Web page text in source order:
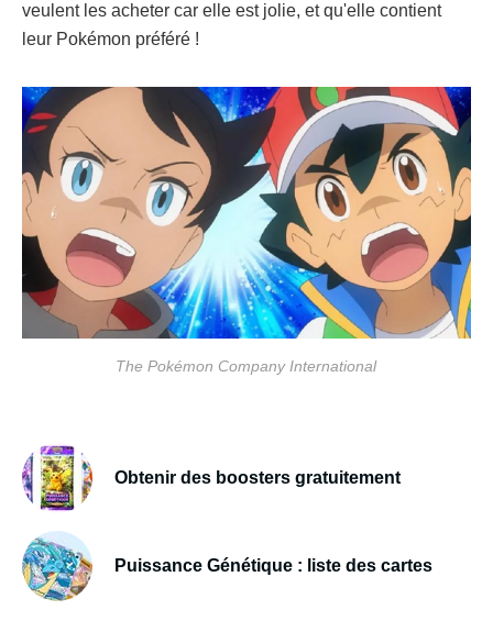
veulent les acheter car elle est jolie, et qu'elle contient
leur Pokémon préféré !
The Pokémon Company International
Obtenir des boosters gratuitement
Puissance Génétique : liste des cartes